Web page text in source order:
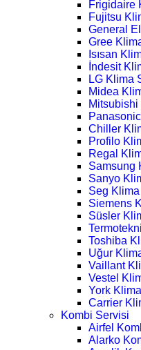
Frigidaire
Fujitsu
General
Gree
Isısan
İndesit
LG Klima
Midea
Chiller
Profilo
Regal
Samsung
Sanyo
Seg
Siemens
Süsler
Toshiba
Uğur
Vaillant
Vestel
York
Carrier
Kombi Servisi
Airfel
Alarko